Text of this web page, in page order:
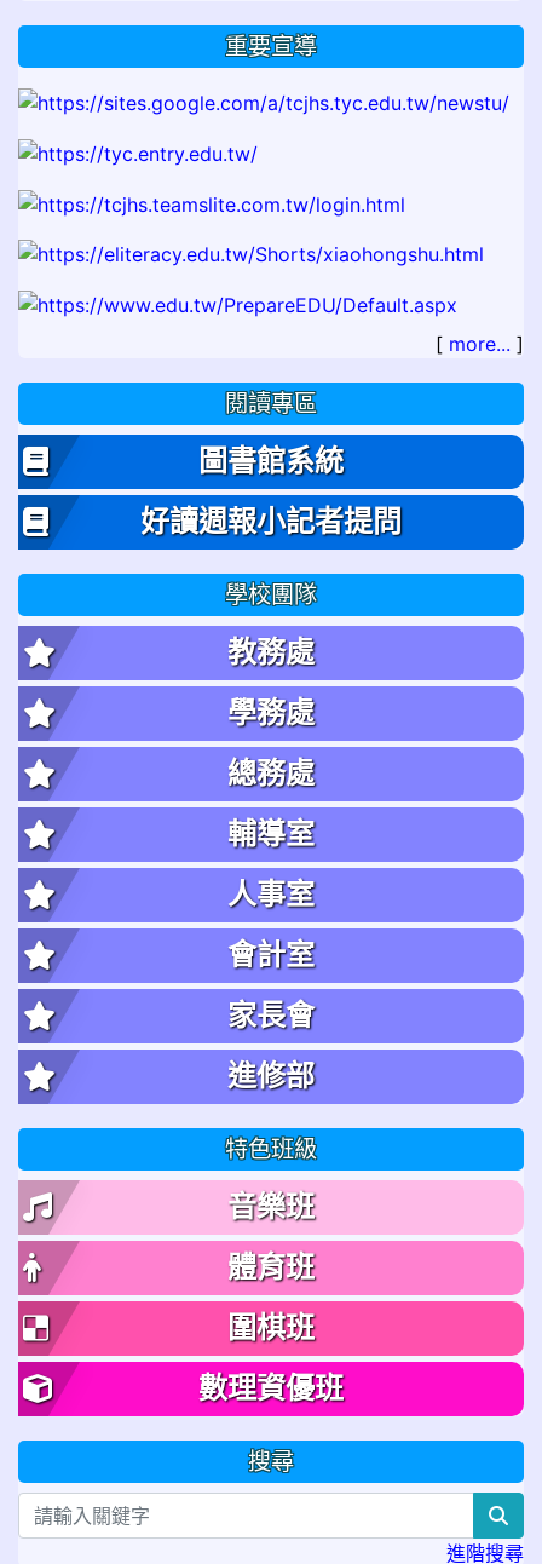
重要宣導
[ more... ]
閱讀專區
圖書館系統
好讀週報小記者提問
學校團隊
教務處
學務處
總務處
輔導室
人事室
會計室
家長會
進修部
特色班級
音樂班
體育班
圍棋班
數理資優班
搜尋
進階搜尋